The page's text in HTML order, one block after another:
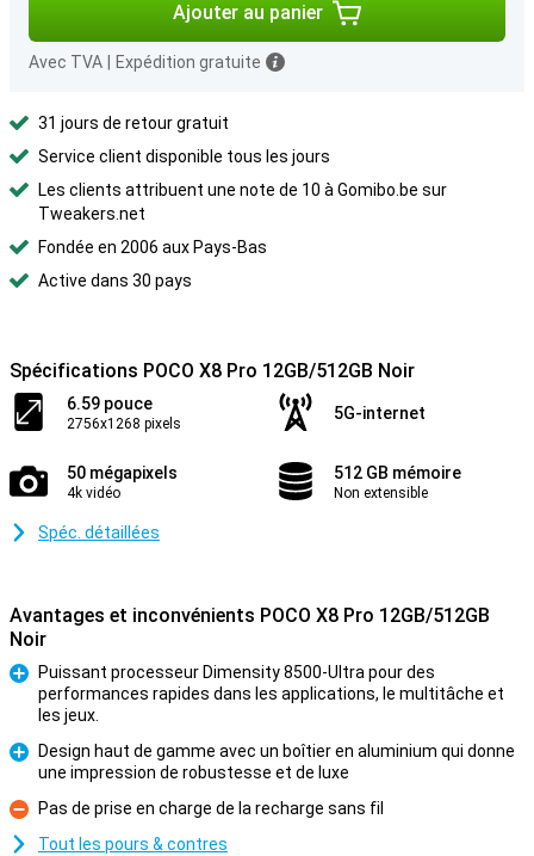
Ajouter au panier
Avec TVA Expédition gratuite
31 jours de retour gratuit
Service client disponible tous les jours
Les clients attribuent une note de 10 à Gomibo.be sur
Tweakers.net
Fondée en 2006 aux Pays-Bas
Active dans 30 pays
Spécifications POCO X8 Pro 12GB/512GB Noir
6.59 pouce
2756x1268 pixels
5G-internet
50 mégapixels
4k vidéo
512 GB mémoire
Non extensible
Spéc. détaillées
Avantages et inconvénients POCO X8 Pro 12GB/512GB
Noir
Pour
Puissant processeur Dimensity 8500-Ultra pour des
performances rapides dans les applications, le multitâche et
les jeux.
Pour
Design haut de gamme avec un boîtier en aluminium qui donne
une impression de robustesse et de luxe
Contre
Pas de prise en charge de la recharge sans fil
Tout les pours & contres